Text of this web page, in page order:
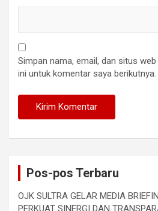
Simpan nama, email, dan situs
ini untuk komentar saya berikutnya.
Pos-pos Terbaru
OJK SULTRA GELAR MEDIA
PERKUAT SINERGI DAN